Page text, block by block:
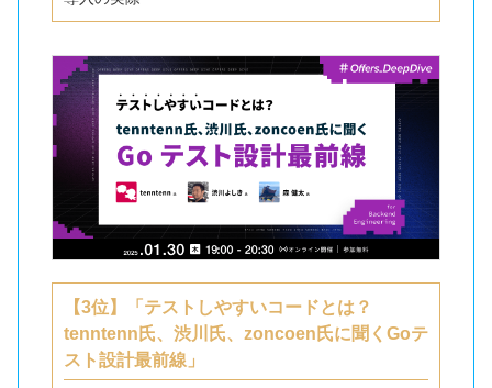
【3位】「テストしやすいコードとは？
tenntenn氏、渋川氏、zoncoen氏に聞くGoテ
スト設計最前線」